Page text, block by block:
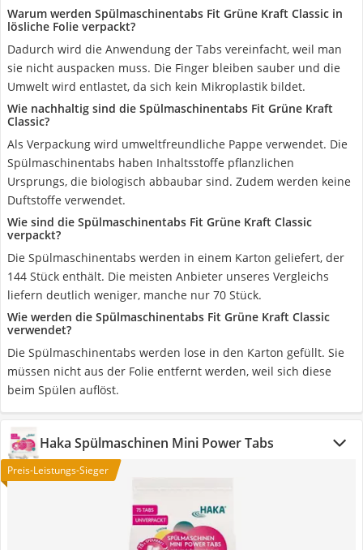
Warum werden Spülmaschinentabs Fit Grüne Kraft Classic in
lösliche Folie verpackt?
Dadurch wird die Anwendung der Tabs vereinfacht, weil man
sie nicht auspacken muss. Die Finger bleiben sauber und die
Umwelt wird entlastet, da sich kein Mikroplastik bildet.
Wie nachhaltig sind die Spülmaschinentabs Fit Grüne Kraft
Classic?
Als Verpackung wird umweltfreundliche Pappe verwendet. Die
Spülmaschinentabs haben Inhaltsstoffe pflanzlichen
Ursprungs, die biologisch abbaubar sind. Zudem werden keine
Duftstoffe verwendet.
Wie sind die Spülmaschinentabs Fit Grüne Kraft Classic
verpackt?
Die Spülmaschinentabs werden in einem Karton geliefert, der
144 Stück enthält. Die meisten Anbieter unseres Vergleichs
liefern deutlich weniger, manche nur 70 Stück.
Wie werden die Spülmaschinentabs Fit Grüne Kraft Classic
verwendet?
Die Spülmaschinentabs werden lose in den Karton gefüllt. Sie
müssen nicht aus der Folie entfernt werden, weil sich diese
beim Spülen auflöst.
Haka Spülmaschinen Mini Power Tabs
Preis-Leistungs-Sieger